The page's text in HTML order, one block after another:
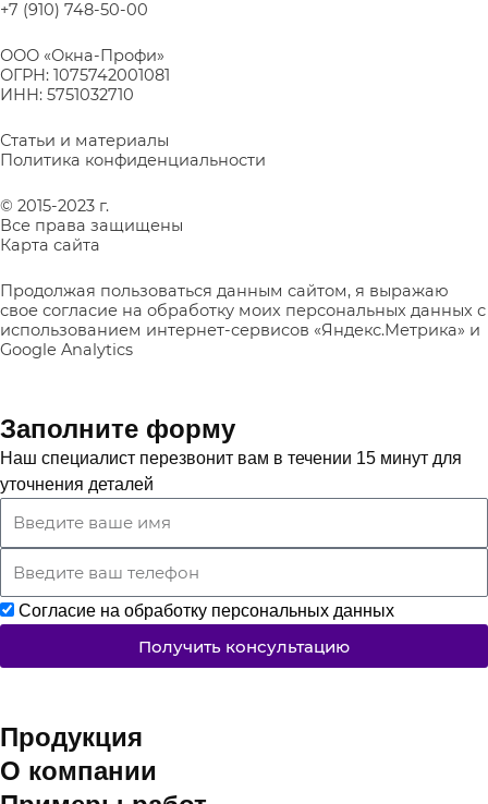
+7 (910) 748-50-00
ООО «Окна-Профи»
ОГРН: 1075742001081
ИНН: 5751032710
Статьи и материалы
Политика конфиденциальности
© 2015-2023 г.
Все права защищены
Карта сайта
Продолжая пользоваться данным сайтом, я выражаю
свое согласие на обработку моих персональных данных с
использованием интернет-сервисов «Яндекс.Метрика» и
Google Analytics
Заполните форму
Наш специалист перезвонит вам в течении 15 минут для
уточнения деталей
Согласие на обработку персональных данных
Получить консультацию
Продукция
О компании